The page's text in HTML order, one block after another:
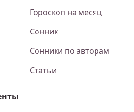
Гороскоп на месяц
Сонник
Сонники по авторам
Статьи